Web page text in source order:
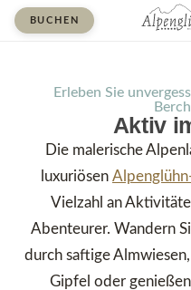
BUCHEN
Erleben Sie
Aktiv
Die malerische
luxuriösen
Vielzahl an
Abenteurer. Wandern
durch saftige
Gipfel oder